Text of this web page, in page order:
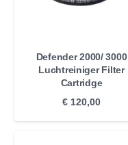
Defender 2000/ 3000
Luchtreiniger Filter
Cartridge
€ 120,00